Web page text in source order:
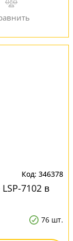
346378
7102 в
76 шт.